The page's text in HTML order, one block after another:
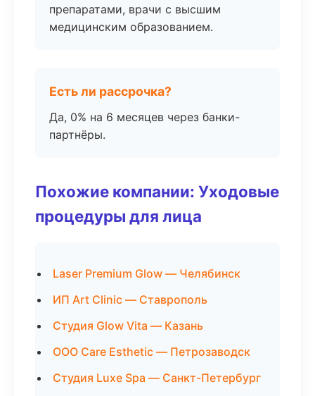
препаратами, врачи с высшим
медицинским образованием.
Есть ли рассрочка?
Да, 0% на 6 месяцев через банки-
партнёры.
Похожие компании: Уходовые
процедуры для лица
Laser Premium Glow — Челябинск
ИП Art Clinic — Ставрополь
Студия Glow Vita — Казань
ООО Care Esthetic — Петрозаводск
Студия Luxe Spa — Санкт-Петербург